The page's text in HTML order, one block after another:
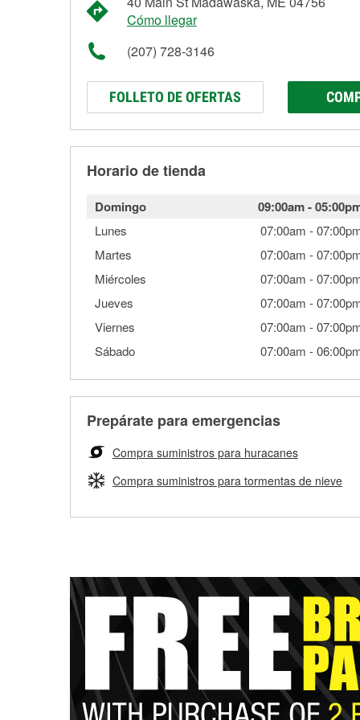
Cómo llegar
(207) 728-3146
FOLLETO DE OFERTAS
Horario de tienda
Domingo 09:00am-
Lunes 07:00am -
Martes
07:00am -
Miércoles
07:00am -
Jueves
07:00am -
Viernes
07:00am -
Sábado
07:00am -
Prepárate para emergencias
Compra suministros para huracanes
Compra suministros para tormentas de nieve